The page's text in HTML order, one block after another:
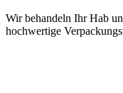
Wir behandeln Ihr Hab
hochwertige